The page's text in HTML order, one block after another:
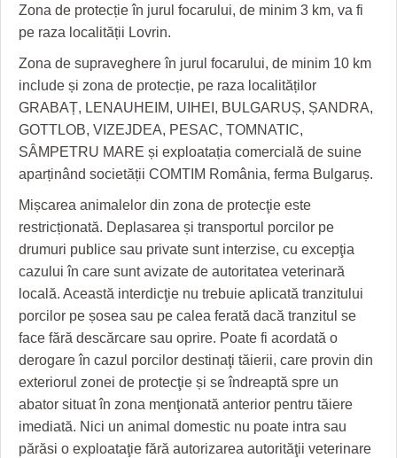
HARTA TIMIŞOAREI
LICEE, ŞCOLI ŞI GRĂDINIŢE DIN TIMIŞ
PRIMĂRIILE DIN TIMIŞ
SFATUL MEDICULUI
SFATURI JURIDICE
Zona de protecție în jurul focarului, de minim 3 km, va fi
pe raza localității Lovrin.
Zona de supraveghere în jurul focarului, de minim 10 km
include și zona de protecție, pe raza localităților
GRABAȚ, LENAUHEIM, UIHEI, BULGARUȘ, ȘANDRA,
GOTTLOB, VIZEJDEA, PESAC, TOMNATIC,
SÂMPETRU MARE și exploatația comercială de suine
aparținând societății COMTIM România, ferma Bulgaruș.
Mișcarea animalelor din zona de protecţie este
restricționată. Deplasarea și transportul porcilor pe
drumuri publice sau private sunt interzise, cu excepţia
cazului în care sunt avizate de autoritatea veterinară
locală. Această interdicţie nu trebuie aplicată tranzitului
porcilor pe șosea sau pe calea ferată dacă tranzitul se
face fără descărcare sau oprire. Poate fi acordată o
derogare în cazul porcilor destinaţi tăierii, care provin din
exteriorul zonei de protecţie și se îndreaptă spre un
abator situat în zona menţionată anterior pentru tăiere
imediată. Nici un animal domestic nu poate intra sau
părăsi o exploataţie fără autorizarea autorităţii veterinare